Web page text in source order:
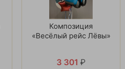
Композиция
«Весёлый рейс Лёвы»
3 301 ₽